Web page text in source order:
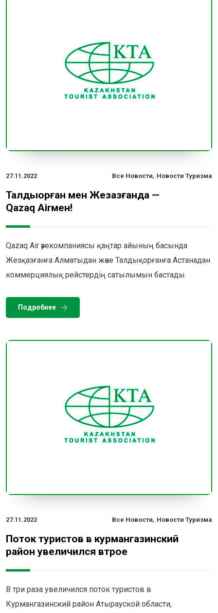
27.11.2022 Все Новости, Новости Туризма
Талдықорған мен Жезқазғанда —
Qazaq Airмен!
Qazaq Air әуекомпаниясы қаңтар айының басында
Жезқазғанға Алматыдан және Талдықорғанға Астанадан
коммерциялық рейстердің сатылымын бастады.
Подробнее
27.11.2022 Все Новости, Новости Туризма
Поток туристов в курмангазинский
район увеличился втрое
В три раза увеличился поток туристов в
Курмангазинский район Атырауской области,